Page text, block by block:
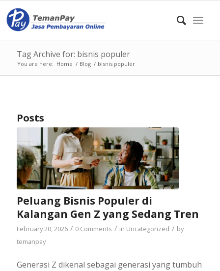
Tag Archive for: bisnis populer
You are here: Home / Blog / bisnis populer
Posts
Peluang Bisnis Populer di
Kalangan Gen Z yang Sedang Tren
February 20, 2026 / 0 Comments / in Uncategorized / by
temanpay
Generasi Z dikenal sebagai generasi yang tumbuh